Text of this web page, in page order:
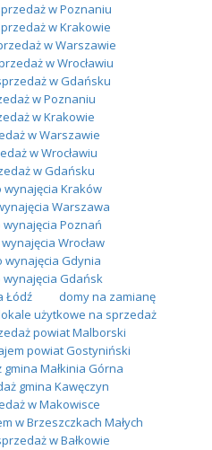
w Poznaniu
w Krakowie
w Warszawie
w Wrocławiu
w Gdańsku
w Poznaniu
w Krakowie
w Warszawie
w Wrocławiu
w Gdańsku
Kraków
Warszawa
Poznań
Wrocław
wynajęcia Gdynia
Gdańsk
Łódź
domy na zamianę
użytkowe na sprzedaż
powiat Malborski
powiat Gostyniński
Małkinia Górna
gmina Kawęczyn
w Makowisce
w Brzeszczkach Małych
w Bałkowie